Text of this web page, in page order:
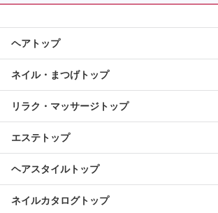
ヘアトップ
ネイル・まつげトップ
リラク・マッサージトップ
エステトップ
ヘアスタイルトップ
ネイルカタログトップ